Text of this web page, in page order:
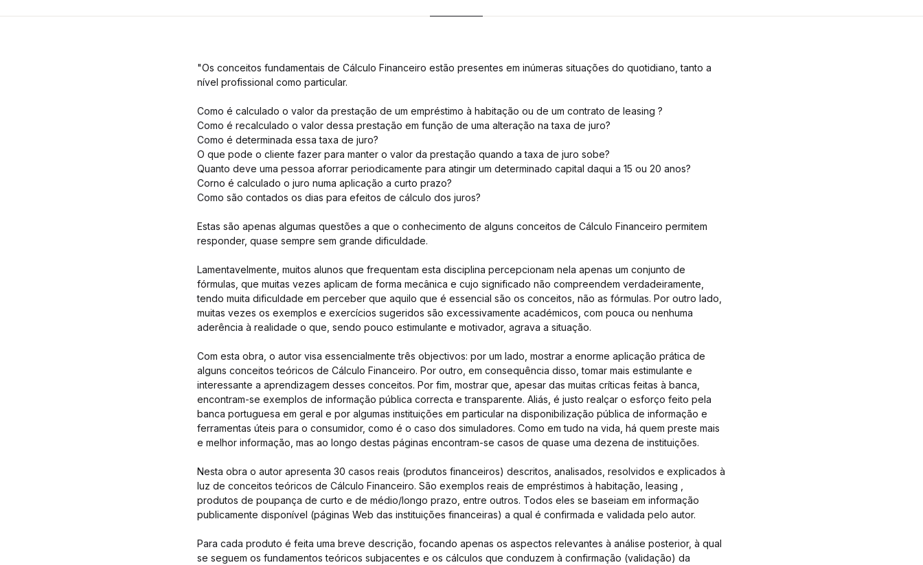
"Os conceitos fundamentais de Cálculo Financeiro estão presentes em inúmeras situações do quotidiano, tanto a
nível profissional como particular.
Como é calculado o valor da prestação de um empréstimo à habitação ou de um contrato de leasing ?
Como é recalculado o valor dessa prestação em função de uma alteração na taxa de juro?
Como é determinada essa taxa de juro?
O que pode o cliente fazer para manter o valor da prestação quando a taxa de juro sobe?
Quanto deve uma pessoa aforrar periodicamente para atingir um determinado capital daqui a 15 ou 20 anos?
Corno é calculado o juro numa aplicação a curto prazo?
Como são contados os dias para efeitos de cálculo dos juros?
Estas são apenas algumas questões a que o conhecimento de alguns conceitos de Cálculo Financeiro permitem
responder, quase sempre sem grande dificuldade.
Lamentavelmente, muitos alunos que frequentam esta disciplina percepcionam nela apenas um conjunto de
fórmulas, que muitas vezes aplicam de forma mecânica e cujo significado não compreendem verdadeiramente,
tendo muita dificuldade em perceber que aquilo que é essencial são os conceitos, não as fórmulas. Por outro lado,
muitas vezes os exemplos e exercícios sugeridos são excessivamente académicos, com pouca ou nenhuma
aderência à realidade o que, sendo pouco estimulante e motivador, agrava a situação.
Com esta obra, o autor visa essencialmente três objectivos: por um lado, mostrar a enorme aplicação prática de
alguns conceitos teóricos de Cálculo Financeiro. Por outro, em consequência disso, tomar mais estimulante e
interessante a aprendizagem desses conceitos. Por fim, mostrar que, apesar das muitas críticas feitas à banca,
encontram-se exemplos de informação pública correcta e transparente. Aliás, é justo realçar o esforço feito pela
banca portuguesa em geral e por algumas instituições em particular na disponibilização pública de informação e
ferramentas úteis para o consumidor, como é o caso dos simuladores. Como em tudo na vida, há quem preste mais
e melhor informação, mas ao longo destas páginas encontram-se casos de quase uma dezena de instituições.
Nesta obra o autor apresenta 30 casos reais (produtos financeiros) descritos, analisados, resolvidos e explicados à
luz de conceitos teóricos de Cálculo Financeiro. São exemplos reais de empréstimos à habitação, leasing ,
produtos de poupança de curto e de médio/longo prazo, entre outros. Todos eles se baseiam em informação
publicamente disponível (páginas Web das instituições financeiras) a qual é confirmada e validada pelo autor.
Para cada produto é feita uma breve descrição, focando apenas os aspectos relevantes à análise posterior, à qual
se seguem os fundamentos teóricos subjacentes e os cálculos que conduzem à confirmação (validação) da